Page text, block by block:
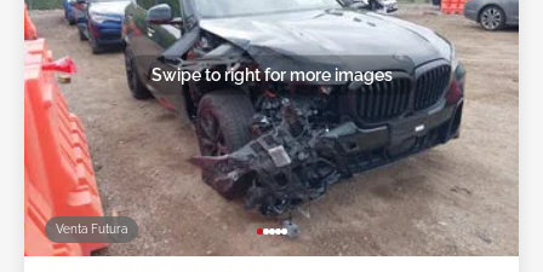
Venta Futura
Swipe to right for more images